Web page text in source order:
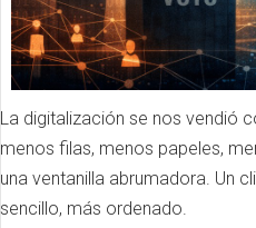
La digitalización se nos vendió
menos filas, menos papeles,
una ventanilla abrumadora. Un
sencillo, más ordenado.